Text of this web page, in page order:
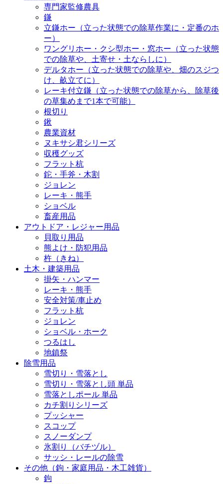
専門家監修農具
鎌
立鎌ホー（立った状態での除草作業に・定番のホ
ー）
ワングリホー・クシ型ホー・窓ホー（立った状態
での除草や、土寄せ・土ならしに）
デルタホー（立った状態での除草や、畑のスジつ
け、畝立てに）
レーキ付立鎌（立った状態での除草から、除草後
の草集めまで1本で可能）
根切り
鍬
農業資材
ヌキサシ君シリーズ
収穫グッズ
フラット杭
鉈・手斧・木割
ジョレン
レーキ・熊手
ショベル
畜産用品
アウトドア・レジャー用品
貝取り用品
熊よけ・防犯用品
杵（きね）
土木・建築用品
掛矢・ハンマー
レーキ・熊手
安全対策/車止め
フラット杭
ジョレン
ショベル・ホーク
つるはし
地鎮祭
除雪用品
雪切り・雪落とし
雪切り・雪落とし頭 単品
雪落としポール 単品
カチ割りシリーズ
プッシャー
スコップ
スノーダンプ
氷割り（バチヅル）
サッシ・レールの除雪
その他（鉤・家庭用品・木工雑貨）
鉤